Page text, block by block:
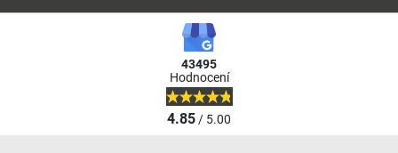
43495
Hodnocení
4.85/ 5.00